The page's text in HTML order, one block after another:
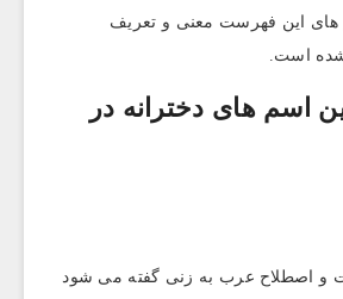
های این فهرست معنی و تعریف
است.
اسم های دخترانه در
و اصطلاح عرب به زنی گفته می شود